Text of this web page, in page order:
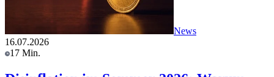
News
16.07.2026
17 Min.